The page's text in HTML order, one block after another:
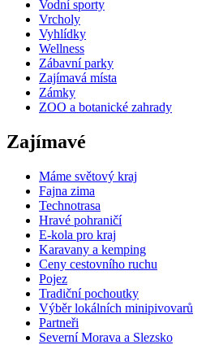
Vodní sporty
Vrcholy
Vyhlídky
Wellness
Zábavní parky
Zajímavá místa
Zámky
ZOO a botanické zahrady
Zajímavé
Máme světový kraj
Fajna zima
Technotrasa
Hravé pohraničí
E-kola pro kraj
Karavany a kemping
Ceny cestovního ruchu
Pojez
Tradiční pochoutky
Výběr lokálních minipivovarů
Partneři
Severní Morava a Slezsko